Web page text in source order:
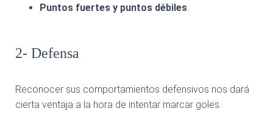
Puntos fuertes y puntos débiles.
2- Defensa
Reconocer sus comportamientos defensivos nos dará
cierta ventaja a la hora de intentar marcar goles.